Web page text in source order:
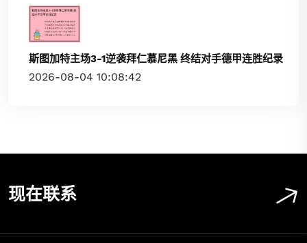
斯图加特主场3-1逆袭拜仁慕尼黑 终结对手德甲连胜纪录
2026-08-04 10:08:42
现在联系